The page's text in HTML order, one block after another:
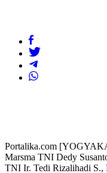
Portalika.com
Marsma TNI Dedy
TNI Ir. Tedi Rizalihadi S.,